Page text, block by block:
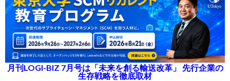
月刊LOGI-BIZ 7月号は「未来を創る輸送改革」 先行企業の
生存戦略を徹底取材